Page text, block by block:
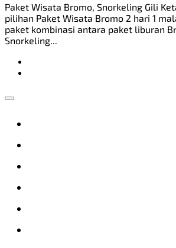
Paket Wisata Bromo, Snorkeling Gili
pilihan Paket Wisata Bromo 2 hari 1
paket kombinasi antara paket liburan
Snorkeling...